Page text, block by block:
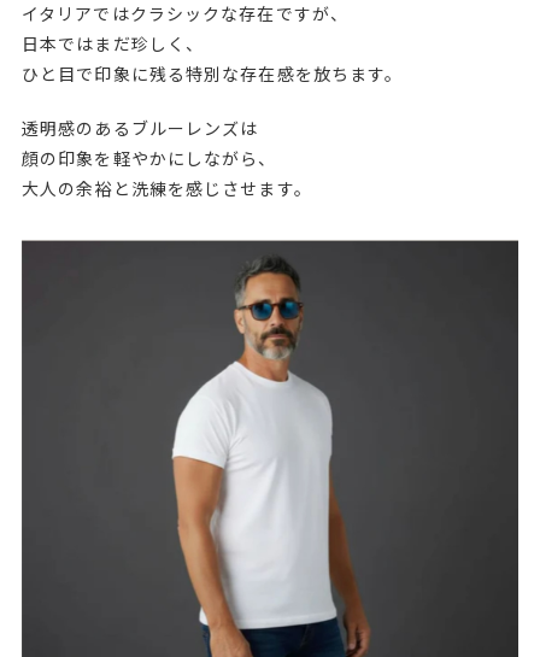
イタリアではクラシックな存在ですが、
日本ではまだ珍しく、
ひと目で印象に残る特別な存在感を放ちます。
透明感のあるブルーレンズは
顔の印象を軽やかにしながら、
大人の余裕と洗練を感じさせます。